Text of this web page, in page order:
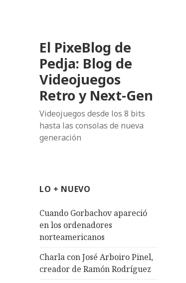
El PixeBlog de
Pedja: Blog de
Videojuegos
Retro y Next-Gen
Videojuegos desde los 8 bits
hasta las consolas de nueva
generación
LO + NUEVO
Cuando Gorbachov apareció
en los ordenadores
norteamericanos
Charla con José Arboiro Pinel,
creador de Ramón Rodríguez